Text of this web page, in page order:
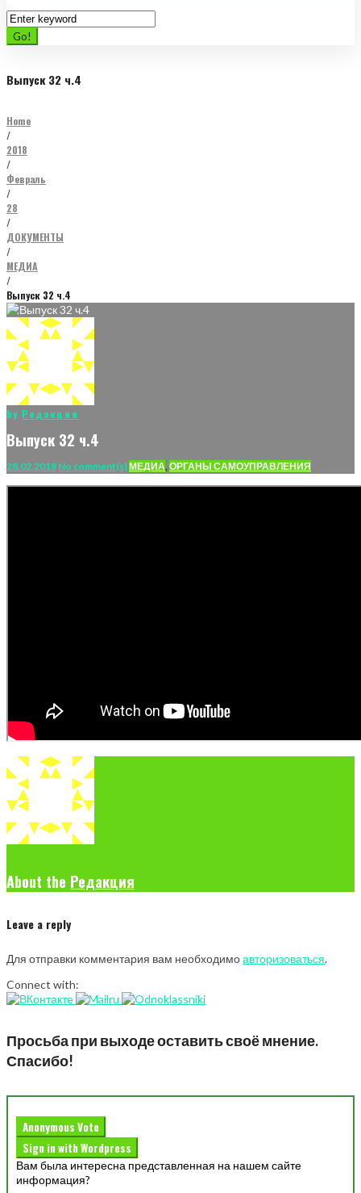
Search
for:
Go!
Выпуск 32 ч.4
Home
/
2018
/
Февраль
/
28
/
ДОКУМЕНТЫ
/
МЕДИА
/
Выпуск 32 ч.4
by Редакция
Выпуск 32 ч.4
28.02.2018 No comment(s)МЕДИА, ОРГАНЫ САМОУПРАВЛЕНИЯ
About the Редакция
Leave a reply
Для отправки комментария вам необходимоавторизоваться.
Connect with:
Просьба при выходе оставить своё мнение.
Спасибо!
Anonymous Vote
Sign in with Wordpress
Вам была интересна представленная на нашем сайте
информация?